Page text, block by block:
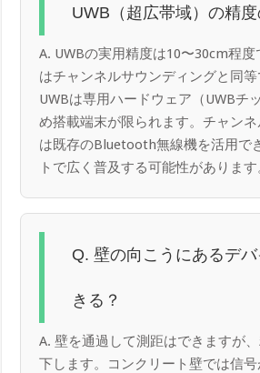
UWB（超広帯域）の精度
A. UWBの実用精度は10〜30cm程
はチャンネルサウンディングと同
UWBは専用ハードウェア（UWBチ
め搭載端末が限られます。チャン
は既存のBluetooth無線機を活用で
トで広く普及する可能性があります
Q. 壁の向こうにあるデ
きる？
A. 壁を通過して測距はできますが
下します。コンクリート壁では信